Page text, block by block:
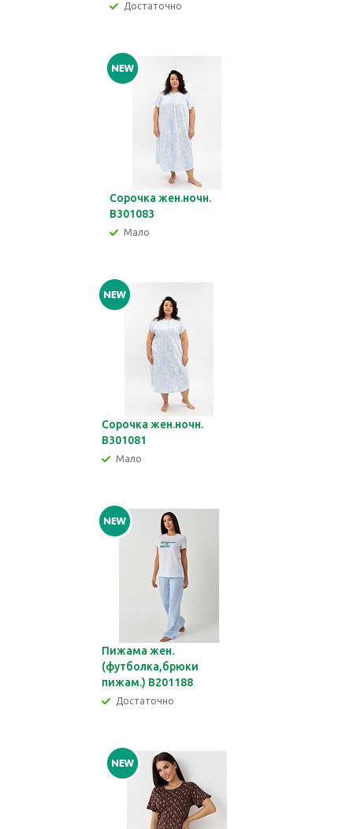
Достаточно
Сорочка жен.ночн.
В301083
Мало
Сорочка жен.ночн.
В301081
Мало
Пижама жен.
(футболка,брюки
пижам.) В201188
Достаточно